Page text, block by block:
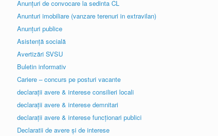
Anunțuri de convocare la sedinta CL
Anunturi imobiliare (vanzare terenuri in extravilan)
Anunțuri publice
Asistență socială
Avertizări SVSU
Buletin informativ
Cariere – concurs pe posturi vacante
declarații avere & interese consilieri locali
declarații avere & interese demnitari
declarații avere & interese funcționari publici
Declaratii de avere și de interese